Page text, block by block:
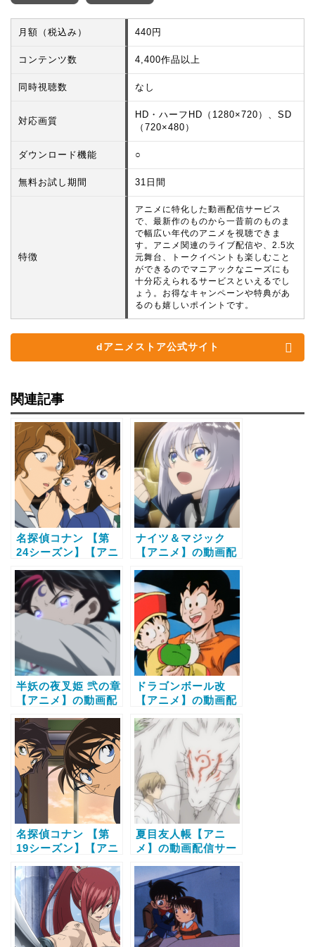
月額（税込み） 440円
コンテンツ数 4,400作品以上
同時視聴数 なし
対応画質
HD・ハーフHD（1280×720）、SD
（720×480）
ダウンロード機能 ○
無料お試し期間 31日間
特徴
アニメに特化した動画配信サービス
で、最新作のものから一昔前のものま
で幅広い年代のアニメを視聴できま
す。アニメ関連のライブ配信や、2.5次
元舞台、トークイベントも楽しむこと
ができるのでマニアックなニーズにも
十分応えられるサービスといえるでし
ょう。お得なキャンペーンや特典があ
るのも嬉しいポイントです。
dアニメストア公式サイト
関連記事
名探偵コナン 【第
24シーズン】【アニ
ビス比較と無料で全
話視聴する方法
ナイツ＆マジック
【アニメ】の動画配
料で全話視聴する方
法
半妖の夜叉姫 弐の章
【アニメ】の動画配
料で全話視聴する方
法
ドラゴンボール改
【アニメ】の動画配
料で全話視聴する方
法
名探偵コナン 【第
19シーズン】【アニ
ビス比較と無料で全
話視聴する方法
夏目友人帳【アニ
メ】の動画配信サー
話視聴する方法